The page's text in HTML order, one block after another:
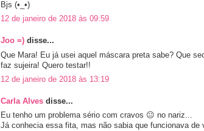
Bjs (•_•)
12 de janeiro de 2018 às 09:59
Joo =) disse...
Que Mara! Eu já usei aquel máscara preta sabe? Que
faz sujeira! Quero testar!!
12 de janeiro de 2018 às 13:19
Carla Alves disse...
Eu tenho um problema sério com cravos 😐 no nariz...
Já conhecia essa fita, mas não sabia que funcionava de